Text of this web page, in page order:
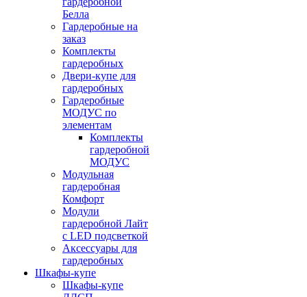
Белла
Гардеробные на
заказ
Комплекты
гардеробных
Двери-купе для
гардеробных
Гардеробные
МОДУС по
элементам
Комплекты
гардеробной
МОДУС
Модульная
гардеробная
Комфорт
Модули
гардеробной Лайт
с LED подсветкой
Аксессуары для
гардеробных
Шкафы-купе
Шкафы-купе